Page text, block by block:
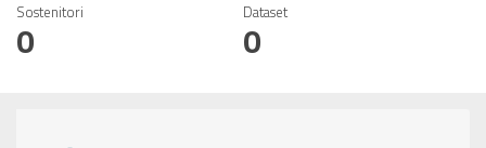
Sostenitori
0
Dataset
0